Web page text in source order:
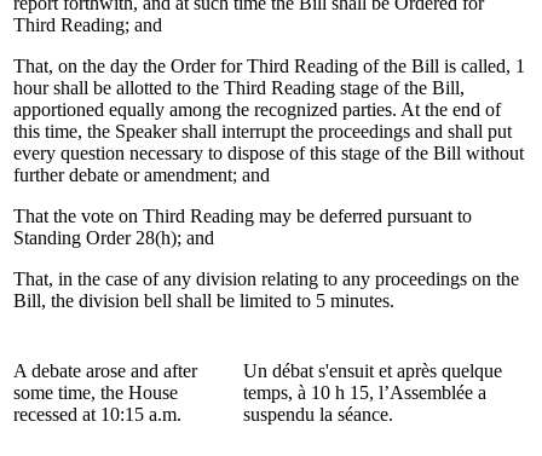
Third Reading; and
That, on the day the Order for Third Reading of the Bill is called, 1
hour shall be allotted to the Third Reading stage of the Bill,
apportioned equally among the recognized parties. At the end of
this time, the Speaker shall interrupt the proceedings and shall put
every question necessary to dispose of this stage of the Bill without
further debate or amendment; and
That the vote on Third Reading may be deferred pursuant to
Standing Order 28(h); and
That, in the case of any division relating to any proceedings on the
Bill, the division bell shall be limited to 5 minutes.
A debate arose and after
some time, the House
recessed at 10:15 a.m.
Un débat s'ensuit et après quelque
temps, à 10 h 15, l’Assemblée a
suspendu la séance.